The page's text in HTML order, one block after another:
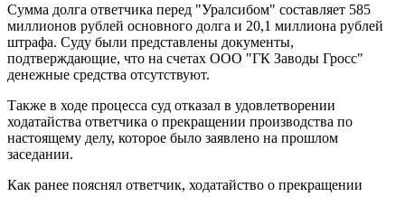
Сумма долга ответчика перед "Уралсибом" составляет 585
миллионов рублей основного долга и 20,1 миллиона рублей
штрафа. Суду были представлены документы,
подтверждающие, что на счетах ООО "ГК Заводы Гросс"
денежные средства отсутствуют.
Также в ходе процесса суд отказал в удовлетворении
ходатайства ответчика о прекращении производства по
настоящему делу, которое было заявлено на прошлом
заседании.
Как ранее пояснял ответчик, ходатайство о прекращении